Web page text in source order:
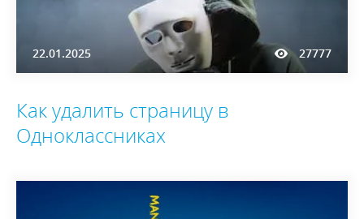
22.01.2025 27777
Как удалить страницу в
Одноклассниках